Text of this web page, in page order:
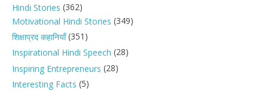
Hindi Stories (362)
Motivational Hindi Stories (349)
शिक्षाप्रद कहानियाँ(351)
Inspirational Hindi Speech (28)
Inspiring Entrepreneurs (28)
Interesting Facts (5)